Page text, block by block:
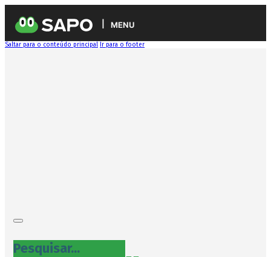
MENU
Saltar para o conteúdo principal Ir para o footer
Pesquisar...